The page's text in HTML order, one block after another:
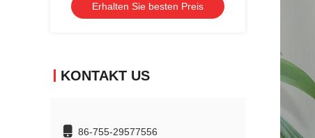
Erhalten Sie besten Preis
KONTAKT US
86-755-29577556